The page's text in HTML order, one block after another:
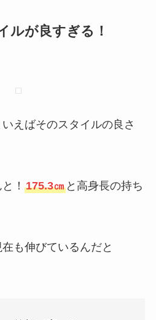
ルが良すぎる！
えばそのスタイルの良さ
！ 175.3㎝と高身長の持ち
も伸びているんだと